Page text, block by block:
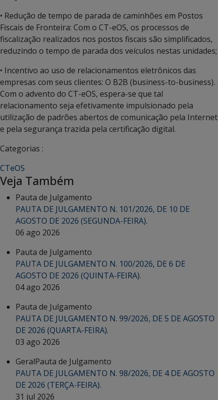
• Redução de tempo de parada de caminhões em Postos
Fiscais de Fronteira: Com o CT-eOS, os processos de
fiscalização realizados nos postos fiscais são simplificados,
reduzindo o tempo de parada dos veículos nestas unidades;
• Incentivo ao uso de relacionamentos eletrônicos das
empresas com seus clientes: O B2B (business-to-business).
Com o advento do CT-eOS, espera-se que tal
relacionamento seja efetivamente impulsionado pela
utilização de padrões abertos de comunicação pela Internet
e pela segurança trazida pela certificação digital.
Categorias :
CTeOS
Veja Também
Pauta de Julgamento
PAUTA DE JULGAMENTO N. 101/2026, DE 10 DE
AGOSTO DE 2026 (SEGUNDA-FEIRA).
06 ago 2026
Pauta de Julgamento
PAUTA DE JULGAMENTO N. 100/2026, DE 6 DE
AGOSTO DE 2026 (QUINTA-FEIRA).
04 ago 2026
Pauta de Julgamento
PAUTA DE JULGAMENTO N. 99/2026, DE 5 DE AGOSTO
DE 2026 (QUARTA-FEIRA).
03 ago 2026
GeralPauta de Julgamento
PAUTA DE JULGAMENTO N. 98/2026, DE 4 DE AGOSTO
DE 2026 (TERÇA-FEIRA).
31 jul 2026